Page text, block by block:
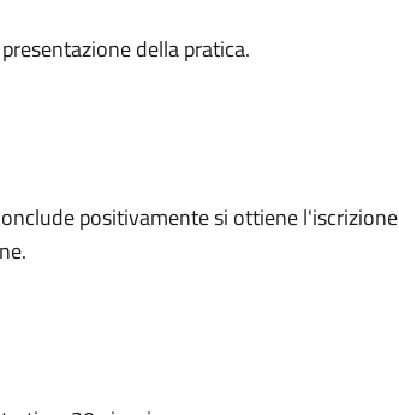
della pratica.
positivamente si ottiene l'iscrizione